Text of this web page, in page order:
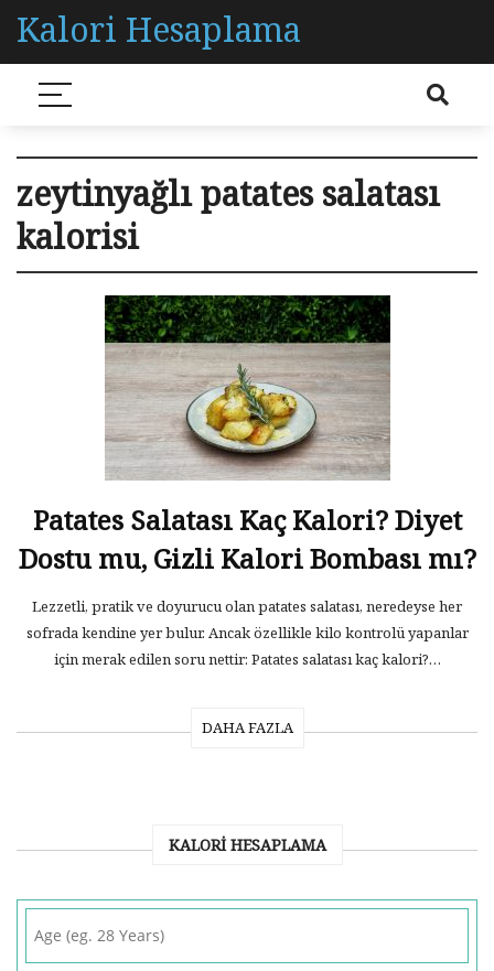
Kalori Hesaplama
zeytinyağlı patates salatası
kalorisi
Patates Salatası Kaç Kalori? Diyet
Dostu mu, Gizli Kalori Bombası mı?
Lezzetli, pratik ve doyurucu olan patates salatası, neredeyse her
sofrada kendine yer bulur. Ancak özellikle kilo kontrolü yapanlar
için merak edilen soru nettir: Patates salatası kaç kalori?…
DAHA FAZLA
KALORI HESAPLAMA